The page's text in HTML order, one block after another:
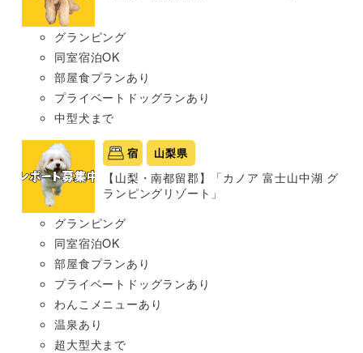
グランピング
同室宿泊OK
部屋食プランあり
プライベートドッグランあり
中型犬まで
宿 山梨県
【山梨・南都留郡】「カノア 富士山中湖 グ
ランピングリゾート」
グランピング
同室宿泊OK
部屋食プランあり
プライベートドッグランあり
わんこメニューあり
温泉あり
超大型犬まで